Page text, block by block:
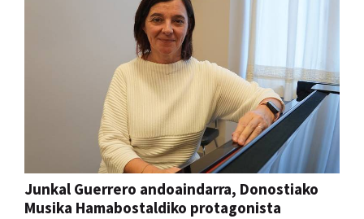
Junkal Guerrero andoaindarra, Donostiako
Musika Hamabostaldiko protagonista